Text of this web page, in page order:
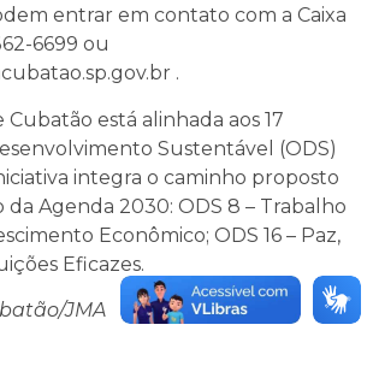
entrar em contato com a Caixa
6699 ou
.
está alinhada aos 17
Sustentável (ODS)
integra o caminho proposto
da Agenda 2030: ODS 8 – Trabalho
Econômico; ODS 16 – Paz,
Eficazes.
JMA